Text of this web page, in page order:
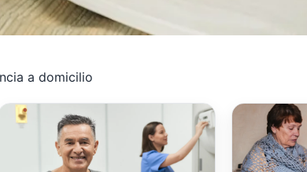
a domicilio